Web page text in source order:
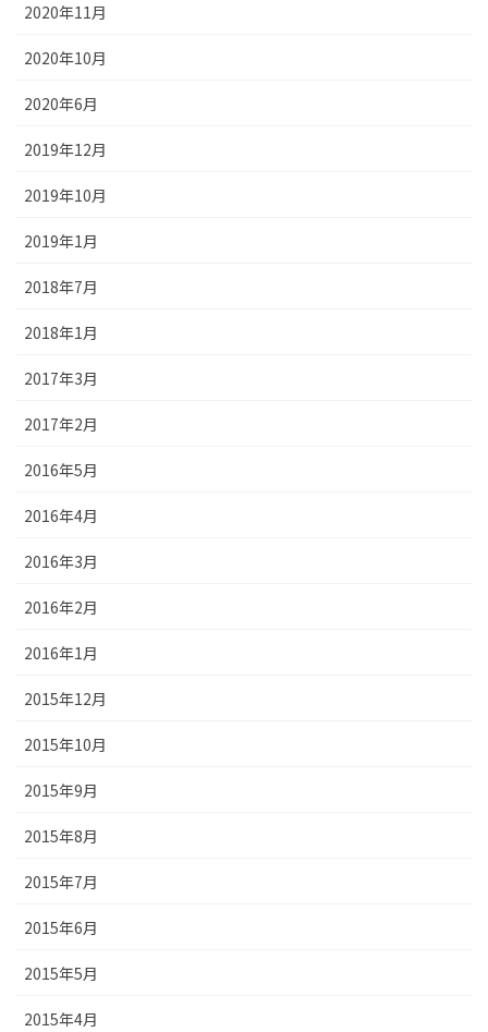
2020年11月
2020年10月
2020年6月
2019年12月
2019年10月
2019年1月
2018年7月
2018年1月
2017年3月
2017年2月
2016年5月
2016年4月
2016年3月
2016年2月
2016年1月
2015年12月
2015年10月
2015年9月
2015年8月
2015年7月
2015年6月
2015年5月
2015年4月